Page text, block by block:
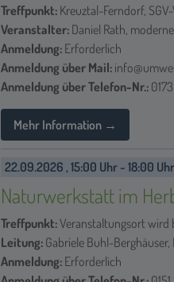
Treffpunkt: Kreuztal-Ferndorf,
Veranstalter: Daniel Rath,
Anmeldung: Erforderlich
Anmeldung über Mail:
Anmeldung über Telefon-Nr.:
Mehr Information →
22.09.2026 , 15:00 Uhr - 18:00 Uhr
Naturwerkstatt im
Treffpunkt:Veranstaltungsort wird
Leitung: Gabriele Buhl-
Anmeldung: Erforderlich